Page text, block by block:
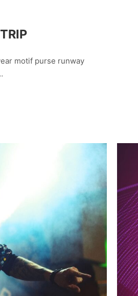
motif purse runway